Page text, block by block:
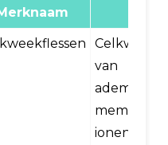
van 25
ademende